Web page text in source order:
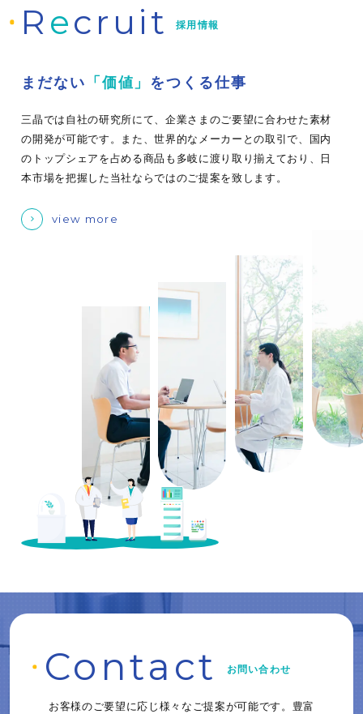
R ecruit 採用情報
まだない 「価値」 をつくる仕事
三晶では自社の研究所にて、企業さまのご要望に合わせた素材
の開発が可能です。また、世界的なメーカーとの取引で、国内
のトップシェアを占める商品も多岐に渡り取り揃えており、日
本市場を把握した当社ならではのご提案を致します。
view more
Co ntact お問い合わせ
お客様のご要望に応じ様々なご提案が可能です。 豊富